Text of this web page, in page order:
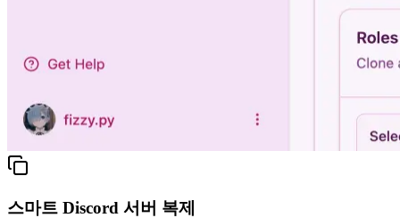
스마트 Discord 서버 복제